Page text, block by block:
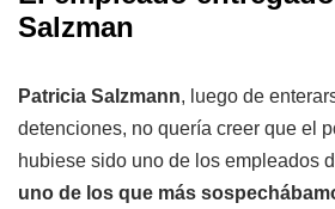
Salzman
Patricia Salzmann, luego de
detenciones, no quería creer que el
hubiese sido uno de los empleados
uno de los que más